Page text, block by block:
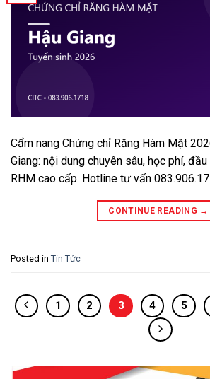
Cẩm nang Chứng chỉ Răng Hàm Mặt
Giang: nội dung chuyên sâu, học phí,
RHM cao cấp. Hotline tư vấn
CONTINUE READING →
Posted in Tin Tức
1 2 3 4 5